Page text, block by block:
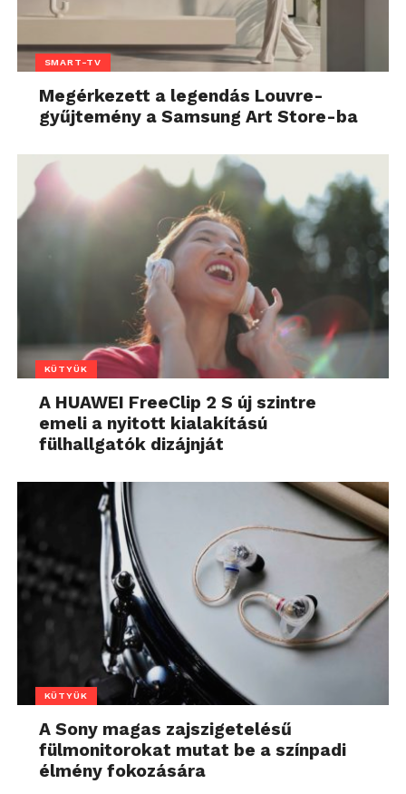
SMART-TV
Megérkezett a legendás Louvre-
gyűjtemény a Samsung Art Store-ba
KÜTYÜK
A HUAWEI FreeClip 2 S új szintre
emeli a nyitott kialakítású
fülhallgatók dizájnját
KÜTYÜK
A Sony magas zajszigetelésű
fülmonitorokat mutat be a színpadi
élmény fokozására